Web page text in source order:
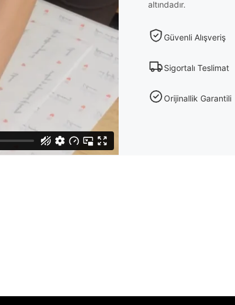
altındadır.
Güvenli Alışveriş
Sigortalı Teslimat
Orijinallik Garantili